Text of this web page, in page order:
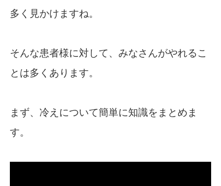
多く見かけますね。
そんな患者様に対して、みなさんがやれるこ
とは多くあります。
まず、冷えについて簡単に知識をまとめま
す。